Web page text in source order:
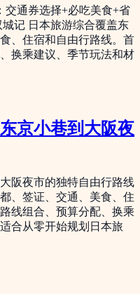
交通券选择+必吃美食+省
记 日本旅游综合覆盖东
、住宿和自由行路线。首
换乘建议、季节玩法和材
京小巷到大阪夜
阪夜市的独特自由行路线
、签证、交通、美食、住
线组合、预算分配、换乘
合从零开始规划日本旅